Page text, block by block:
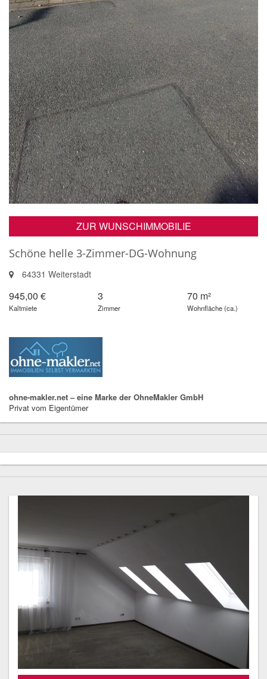
ZUR WUNSCHIMMOBILIE
Schöne helle 3-Zimmer-DG-Wohnung
64331 Weiterstadt
945,00 €
Kaltmiete
3
Zimmer
70 m²
Wohnfläche (ca.)
ohne-makler.net – eine Marke der OhneMakler GmbH
Privat vom Eigentümer